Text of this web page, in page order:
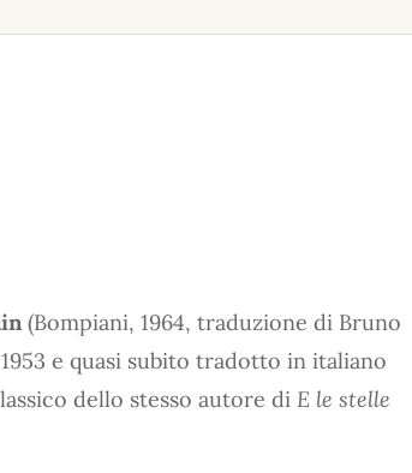
(Bompiani, 1964, traduzione di Bruno
e quasi subito tradotto in italiano
dello stesso autore di E le stelle